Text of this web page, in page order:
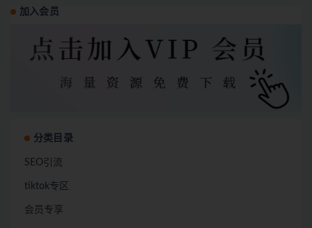
加入会员
分类目录
SEO引流
tiktok专区
会员专享